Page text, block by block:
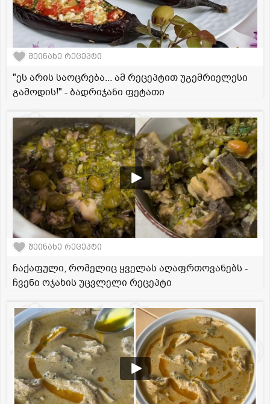
შეინახე რეცეპტი
"ეს არის საოცრება... ამ რეცეპტით უგემრიელესი
გამოდის!" - ბადრიჯანი ფეტათი
შეინახე რეცეპტი
ჩაქაფული, რომელიც ყველას აღაფრთოვანებს -
ჩვენი ოჯახის უცვლელი რეცეპტი